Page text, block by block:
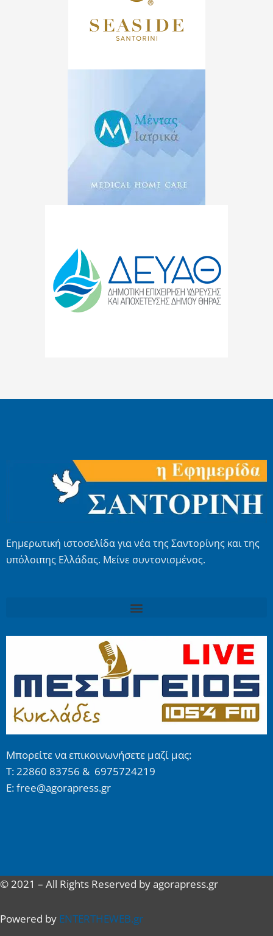
Εημερωτική ιστοσελίδα για νέα της Σαντορίνης και της
υπόλοιπης Ελλάδας. Μείνε συντονισμένος.
Μπορείτε να επικοινωνήσετε μαζί μας:
Τ: 22860 83756 & 6975724219
E: free@agorapress.gr
© 2021 – All Rights Reserved by agorapress.gr
Powered by ENTERTHEWEB.gr